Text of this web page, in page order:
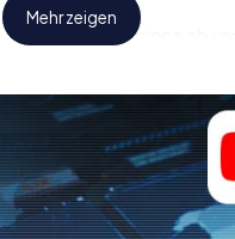
feindliche Spione ab
Sie jedoch nicht zu
sur-Saône und
Escape Game macht
Holen Sie sich Ihre
Villefranche-sur-Saône
Mehr zeigen